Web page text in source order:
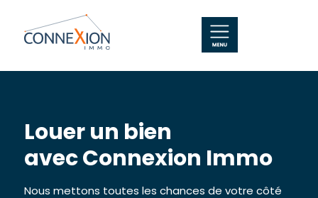
Louer un bien
avec Connexion Immo
Nous mettons toutes les chances de votre côté